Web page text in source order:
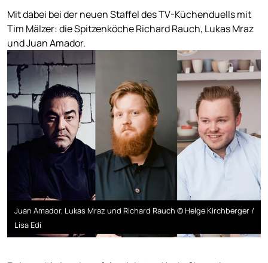
Mit dabei bei der neuen Staffel des TV-Küchenduells mit
Tim Mälzer: die Spitzenköche Richard Rauch, Lukas Mraz
und Juan Amador.
Juan Amador, Lukas Mraz und Richard Rauch © Helge Kirchberger /
Lisa Edi